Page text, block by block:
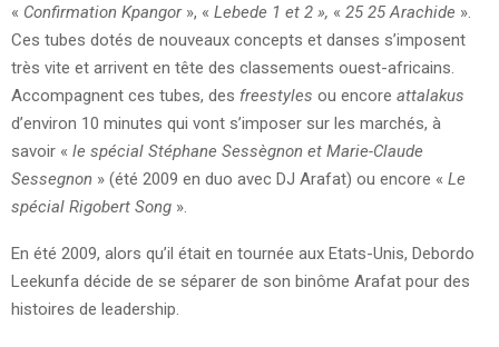
« Confirmation Kpangor », « Lebede 1 et 2 », « 25 25 Arachide ».
Ces tubes dotés de nouveaux concepts et danses s’imposent
très vite et arrivent en tête des classements ouest-africains.
Accompagnent ces tubes, des freestyles ou encore attalakus
d’environ 10 minutes qui vont s’imposer sur les marchés, à
savoir « le spécial Stéphane Sessègnon et Marie-Claude
Sessegnon » (été 2009 en duo avec DJ Arafat) ou encore « Le
spécial Rigobert Song ».
En été 2009, alors qu’il était en tournée aux Etats-Unis, Debordo
Leekunfa décide de se séparer de son binôme Arafat pour des
histoires de leadership.